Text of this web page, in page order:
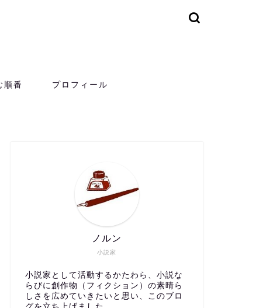
順番 プロフィール
小説家
ノルン
小説家として活動するかたわら、小説な
らびに創作物（フィクション）の素晴ら
しさを広めていきたいと思い、このブロ